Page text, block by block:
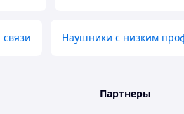
Наушники с низким
Партнеры